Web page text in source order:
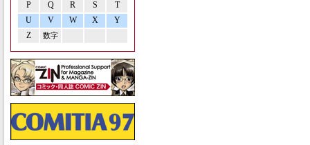
P Q R S
T
U
V W X
Y
Z
数字